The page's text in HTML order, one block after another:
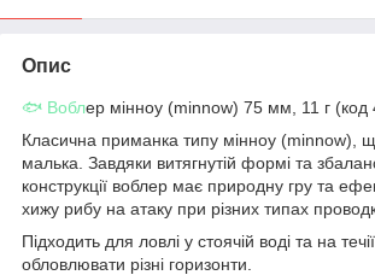
Опис
🐟 Воблер мінноу (minnow) 75 мм, 11 г (код
Класична приманка типу мінноу (minnow),
малька. Завдяки витягнутій формі та
конструкції воблер має природну гру та
хижу рибу на атаку при різних типах
Підходить для ловлі у стоячій воді та на
обловлювати різні горизонти.